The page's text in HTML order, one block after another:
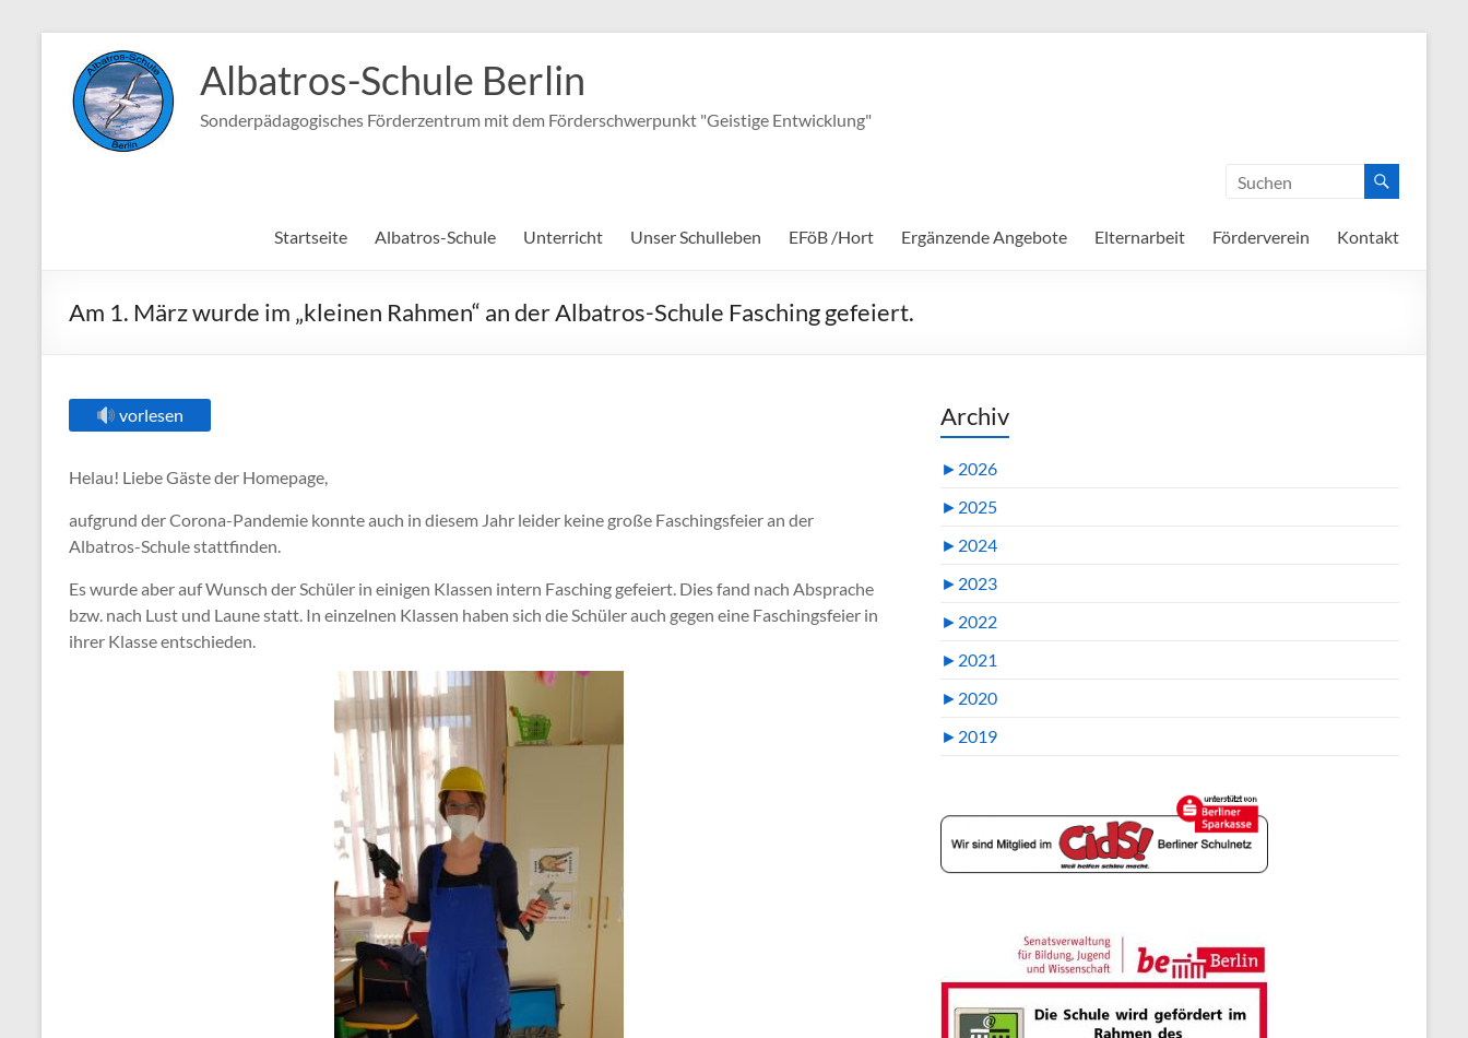
Inhalt
springen
Albatros-Schule Berlin
Sonderpädagogisches Förderzentrum mit dem Förderschwerpunkt "Geistige Entwicklung"
Startseite Albatros-Schule Unterricht Unser Schulleben EFöB /Hort Ergänzende Angebote Elternarbeit Förderverein Kontakt
Am 1. März wurde im „kleinen Rahmen“ an der Albatros-Schule Fasching gefeiert.
vorlesen
Helau! Liebe Gäste der Homepage,
aufgrund der Corona-Pandemie konnte auch in diesem Jahr leider keine große Faschingsfeier an der
Albatros-Schule stattfinden.
Es wurde aber auf Wunsch der Schüler in einigen Klassen intern Fasching gefeiert. Dies fand nach Absprache
bzw. nach Lust und Laune statt. In einzelnen Klassen haben sich die Schüler auch gegen eine Faschingsfeier in
ihrer Klasse entschieden.
Archiv
► 2026
► 2025
► 2024
► 2023
► 2022
► 2021
► 2020
► 2019